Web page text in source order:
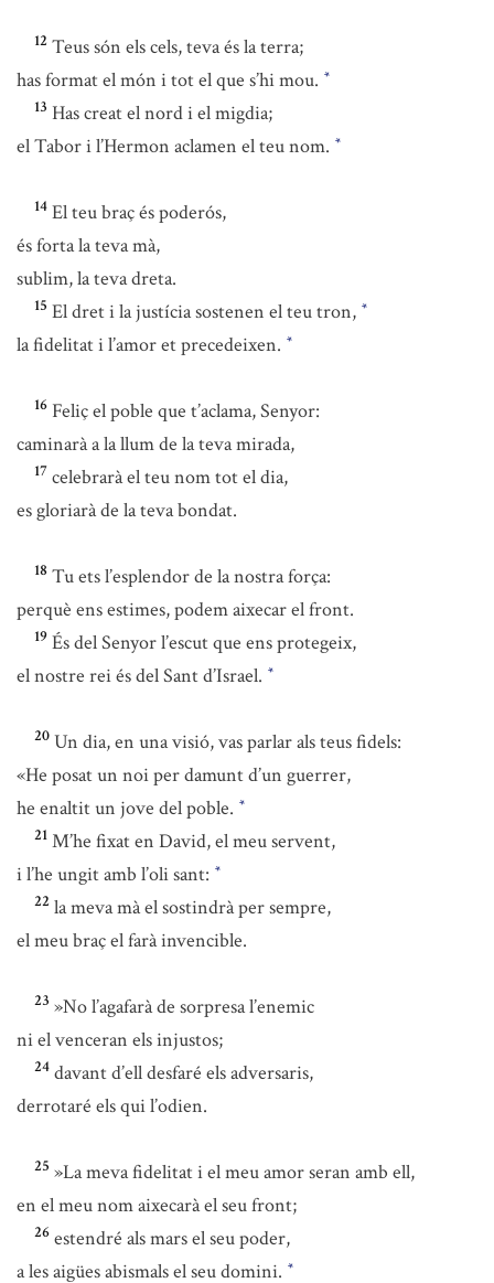
12 Teus són els cels, teva és la terra;
has format el món i tot el que s’hi mou. *
13 Has creat el nord i el migdia;
el Tabor i l’Hermon aclamen el teu nom. *
14 El teu braç és poderós,
és forta la teva mà,
sublim, la teva dreta.
15 El dret i la justícia sostenen el teu tron, *
la fidelitat i l’amor et precedeixen. *
16 Feliç el poble que t’aclama, Senyor:
caminarà a la llum de la teva mirada,
17 celebrarà el teu nom tot el dia,
es gloriarà de la teva bondat.
18 Tu ets l’esplendor de la nostra força:
perquè ens estimes, podem aixecar el front.
19 És del Senyor l’escut que ens protegeix,
el nostre rei és del Sant d’Israel. *
20 Un dia, en una visió, vas parlar als teus fidels:
«He posat un noi per damunt d’un guerrer,
he enaltit un jove del poble. *
21 M’he fixat en David, el meu servent,
i l’he ungit amb l’oli sant: *
22 la meva mà el sostindrà per sempre,
el meu braç el farà invencible.
23 »No l’agafarà de sorpresa l’enemic
ni el venceran els injustos;
24 davant d’ell desfaré els adversaris,
derrotaré els qui l’odien.
25 »La meva fidelitat i el meu amor seran amb ell,
en el meu nom aixecarà el seu front;
26 estendré als mars el seu poder,
a les aigües abismals el seu domini. *